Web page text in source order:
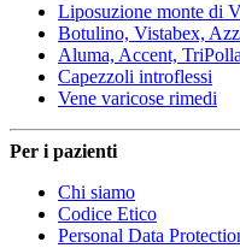
Liposuzione monte di
Botulino, Vistabex,
Aluma, Accent,
Capezzoli introflessi
Vene varicose rimedi
Per i pazienti
Chi siamo
Codice Etico
Personal Data